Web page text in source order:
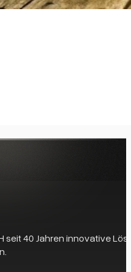
seit 40 Jahren innovative